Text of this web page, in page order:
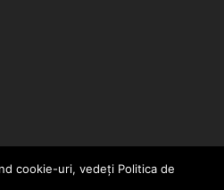
cookie-uri, vedeți Politica de